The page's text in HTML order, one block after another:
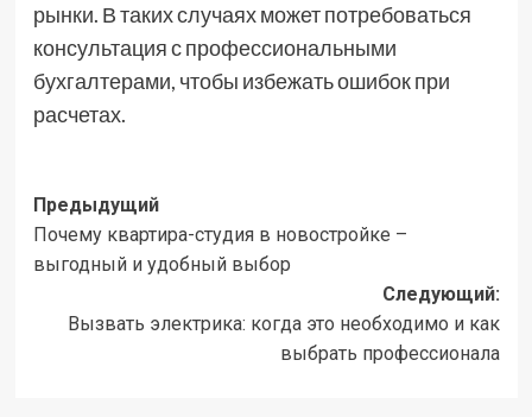
рынки. В таких случаях может потребоваться
консультация с профессиональными
бухгалтерами, чтобы избежать ошибок при
расчетах.
Навигация
записи
Предыдущий
Почему квартира-студия в новостройке –
выгодный и удобный выбор
Следующий:
Вызвать электрика: когда это необходимо и как
выбрать профессионала